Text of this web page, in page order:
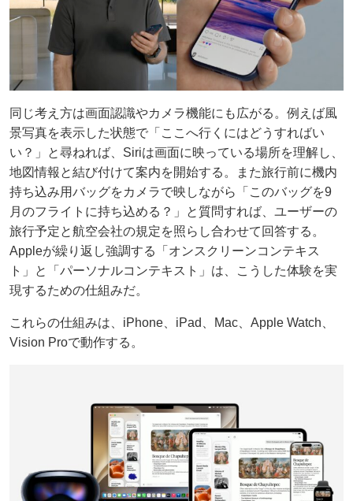
同じ考え方は画面認識やカメラ機能にも広がる。例えば風
景写真を表示した状態で「ここへ行くにはどうすればい
い？」と尋ねれば、Siriは画面に映っている場所を理解し、
地図情報と結び付けて案内を開始する。また旅行前に機内
持ち込み用バッグをカメラで映しながら「このバッグを9
月のフライトに持ち込める？」と質問すれば、ユーザーの
旅行予定と航空会社の規定を照らし合わせて回答する。
Appleが繰り返し強調する「オンスクリーンコンテキス
ト」と「パーソナルコンテキスト」は、こうした体験を実
現するための仕組みだ。
これらの仕組みは、iPhone、iPad、Mac、Apple Watch、
Vision Proで動作する。